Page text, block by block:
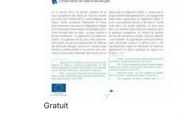
Gratuit